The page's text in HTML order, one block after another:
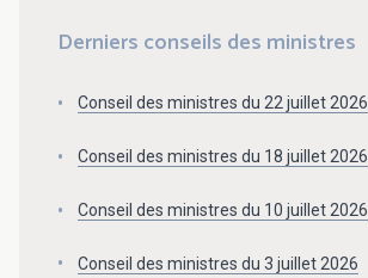
Derniers conseils des ministres
Conseil des ministres du 22 juillet 2026
Conseil des ministres du 18 juillet 2026
Conseil des ministres du 10 juillet 2026
Conseil des ministres du 3 juillet 2026